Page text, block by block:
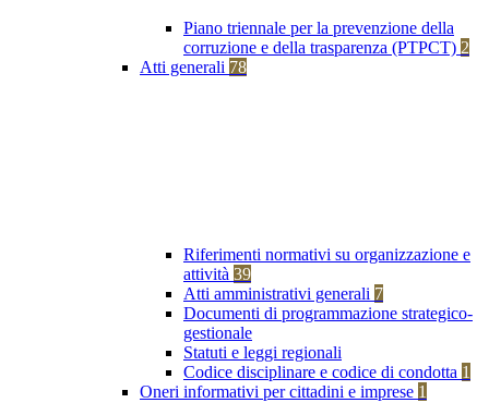
Piano triennale per la prevenzione della
corruzione e della trasparenza (PTPCT) 2
Atti generali 78
Riferimenti normativi su organizzazione e
attività 39
Atti amministrativi generali 7
Documenti di programmazione strategico-
gestionale
Statuti e leggi regionali
Codice disciplinare e codice di condotta 1
Oneri informativi per cittadini e imprese 1